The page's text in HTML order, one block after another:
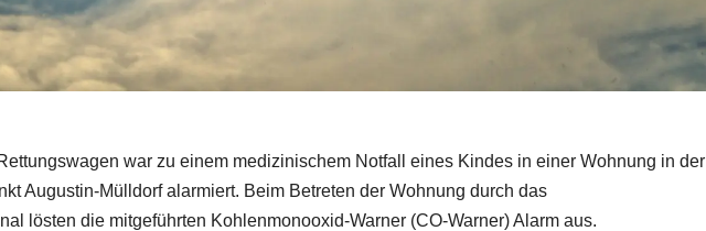
war zu einem medizinischem Notfall eines Kindes in einer Wohnung in der
Augustin-Mülldorf alarmiert. Beim Betreten der Wohnung durch das
lösten die mitgeführten Kohlenmonooxid-Warner (CO-Warner) Alarm aus.